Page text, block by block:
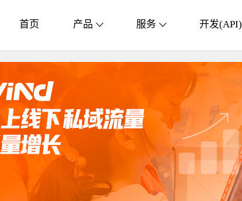
首页 产品 服务 开发(API)